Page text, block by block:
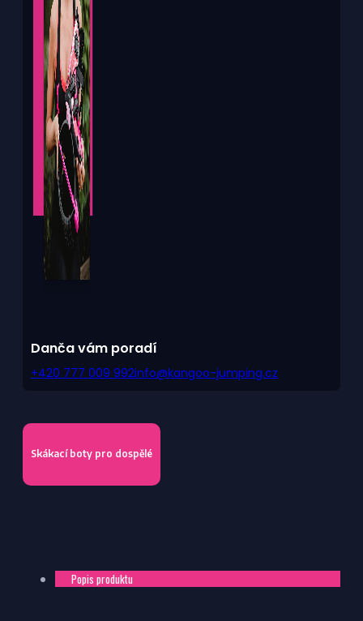
Danča vám poradí
+420 777 009 992info@kangoo-jumping.cz
Skákací boty pro dospělé
Popis produktu